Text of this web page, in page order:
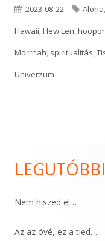
Published
on
2023-08-22 Tags
Aloha,
Hawaii,Hew Len,
Morrnah, spiritualitás,
Univerzum
Main
Sidebar
Nem hiszed el…
Az az övé, ez a tied…